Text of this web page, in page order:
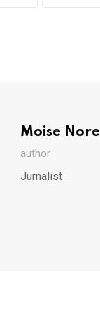
Moise Norel
author
Jurnalist